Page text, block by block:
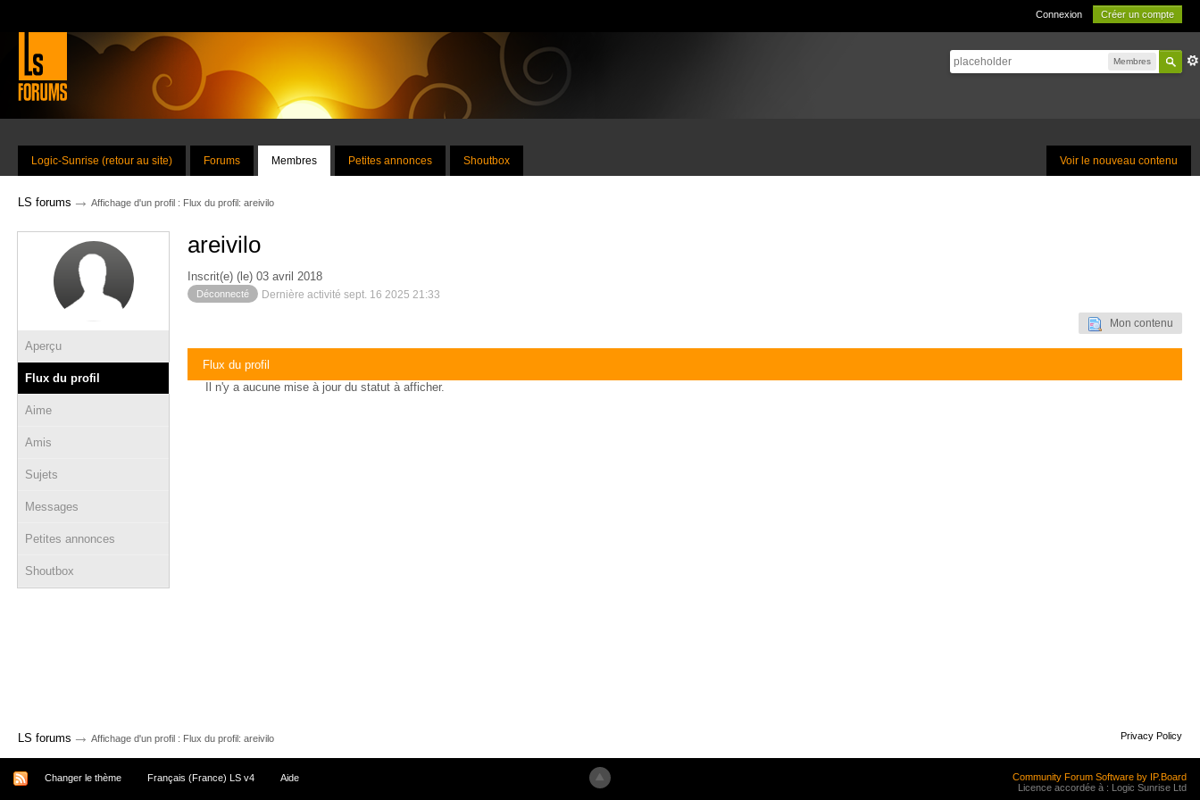
Connexion Créer un compte
Membres
Voir le nouveau contenu
Logic-Sunrise (retour au site) Forums Membres Petites annonces Shoutbox
LS forums → Affichage d'un profil : Flux du profil: areivilo
Aperçu
Flux du profil
Aime
Amis
Sujets
Messages
Petites annonces
Shoutbox
areivilo
Inscrit(e) (le) 03 avril 2018
Déconnecté Dernière activité sept. 16 2025 21:33
Mon contenu
Flux du profil
Il n'y a aucune mise à jour du statut à afficher.
LS forums → Affichage d'un profil : Flux du profil: areivilo Privacy Policy
Changer le thème Français (France) LS v4 Aide
Community Forum Software by IP.Board
Licence accordée à : Logic Sunrise Ltd